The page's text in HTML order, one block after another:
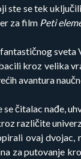
ste se tek
za film Peti
kroz velika
avantura
čitalac nađe,
različite
ovaj dvojac,
za putovanje